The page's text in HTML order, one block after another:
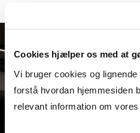
Cookies hjælper os med at
Vi bruger cookies og
forstå hvordan hjemmesiden
relevant information om